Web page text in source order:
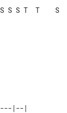
S S T  T    S
3-|
|--|